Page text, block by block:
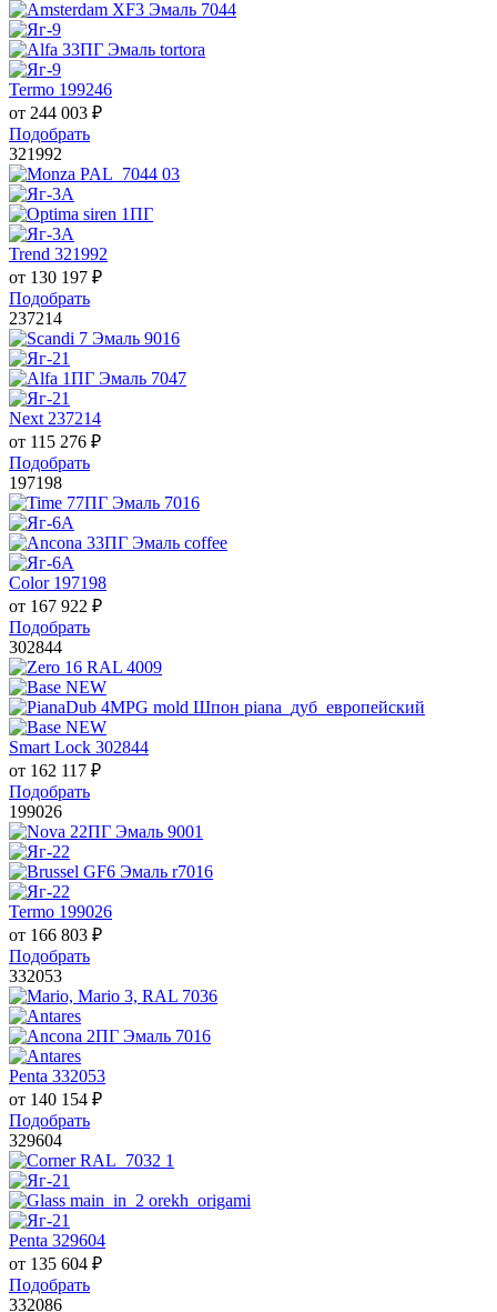
Termo 199246
от 244 003 ₽
Подобрать
321992
Trend 321992
от 130 197 ₽
Подобрать
237214
Next 237214
от 115 276 ₽
Подобрать
197198
Color 197198
от 167 922 ₽
Подобрать
302844
Smart Lock 302844
от 162 117 ₽
Подобрать
199026
Termo 199026
от 166 803 ₽
Подобрать
332053
Penta 332053
от 140 154 ₽
Подобрать
329604
Penta 329604
от 135 604 ₽
Подобрать
332086